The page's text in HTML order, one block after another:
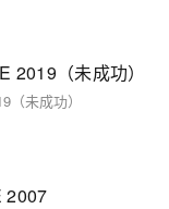
2019（未成功）
未成功）
2007